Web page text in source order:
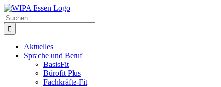
Zum
Inhalt
springen
Suche
nach:
Aktuelles
Sprache und Beruf
BasisFit
Bürofit Plus
Fachkräfte-Fit